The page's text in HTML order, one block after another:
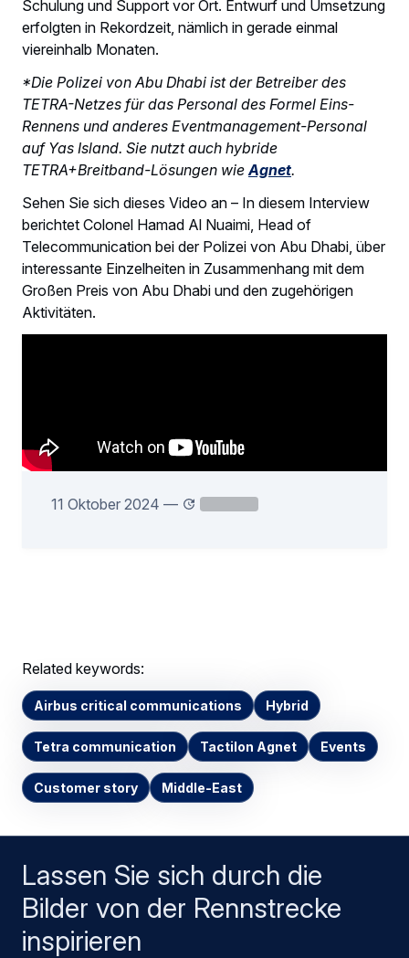
Schulung und Support vor Ort. Entwurf und Umsetzung
erfolgten in Rekordzeit, nämlich in gerade einmal
viereinhalb Monaten.
*Die Polizei von Abu Dhabi ist der Betreiber des
TETRA-Netzes für das Personal des Formel Eins-
Rennens und anderes Eventmanagement-Personal
auf Yas Island. Sie nutzt auch hybride
TETRA+Breitband-Lösungen wie Agnet.
Sehen Sie sich dieses Video an – In diesem Interview
berichtet Colonel Hamad Al Nuaimi, Head of
Telecommunication bei der Polizei von Abu Dhabi, über
interessante Einzelheiten in Zusammenhang mit dem
Großen Preis von Abu Dhabi und den zugehörigen
Aktivitäten.
11 Oktober 2024 —
Related keywords:
Airbus critical communications Hybrid
Tetra communication Tactilon Agnet Events
Customer story Middle-East
Lassen Sie sich durch die
Bilder von der Rennstrecke
inspirieren